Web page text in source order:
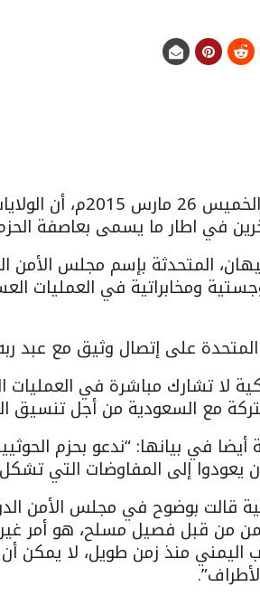
أعلن البيت الأبيض
في اطار ما يسمى بعاصفة
المتحدثة بإسم مجلس الأمن
ومخابراتية في العمليات
المتحدة على إتصال وثيق مع عبد
لا تشارك مباشرة في
مع السعودية من أجل تنسيق
أيضا في بيانها: “ندعو بحزم
يعودوا إلى المفاوضات التي
قالت بوضوح في مجلس الأمن
من قبل فصيل مسلح، هو أمر غير
منذ زمن طويل، لا يمكن